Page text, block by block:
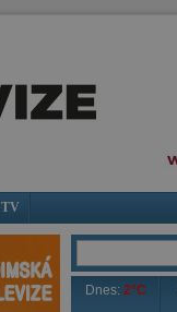
TV
Dnes:2°C